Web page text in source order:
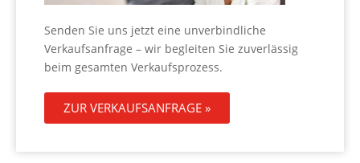
Senden Sie uns jetzt eine unverbindliche
Verkaufsanfrage – wir begleiten Sie zuverlässig
beim gesamten Verkaufsprozess.
ZUR VERKAUFSANFRAGE »